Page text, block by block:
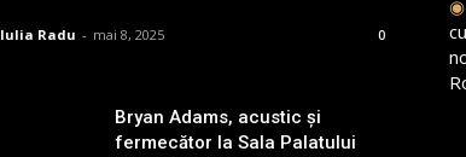
Iulia Radu - mai 8, 2025 0
Bryan Adams, acustic și
fermecător la Sala Palatului
◉